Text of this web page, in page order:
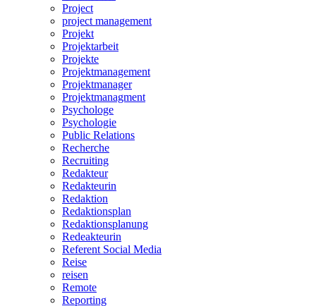
Project
project management
Projekt
Projektarbeit
Projekte
Projektmanagement
Projektmanager
Projektmanagment
Psychologe
Psychologie
Public Relations
Recherche
Recruiting
Redakteur
Redakteurin
Redaktion
Redaktionsplan
Redaktionsplanung
Redeakteurin
Referent Social Media
Reise
reisen
Remote
Reporting